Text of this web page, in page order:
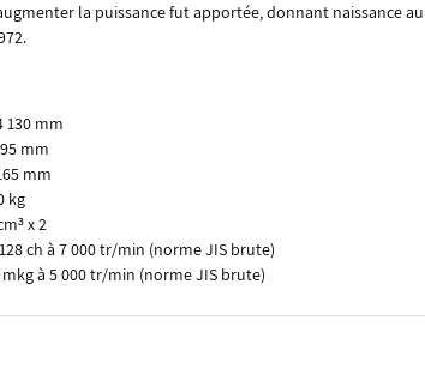
la puissance fut apportée, donnant naissance
130 mm
mm
mm
kg
x 2
ch à 7 000 tr/min (norme JIS brute)
à 5 000 tr/min (norme JIS brute)